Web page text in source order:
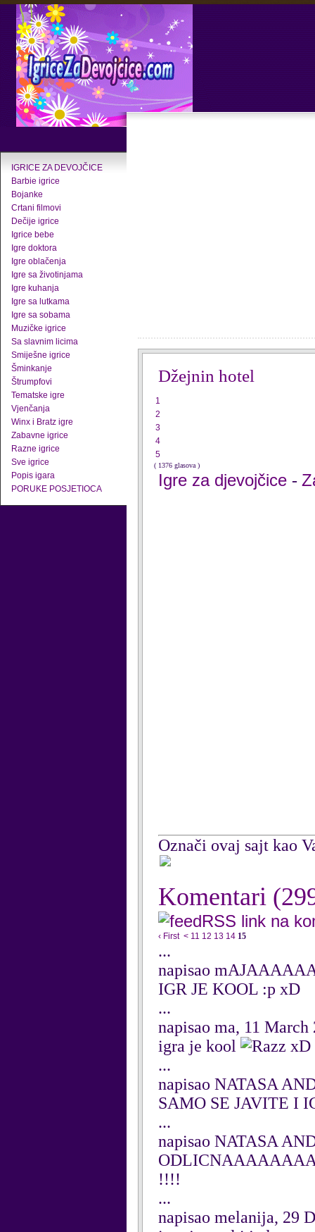
IGRICE ZA DEVOJČICE
Barbie igrice
Bojanke
Crtani filmovi
Dečije igrice
Igrice bebe
Igre doktora
Igre oblačenja
Igre sa životinjama
Igre kuhanja
Igre sa lutkama
Igre sa sobama
Muzičke igrice
Sa slavnim licima
Smiješne igrice
Šminkanje
Štrumpfovi
Tematske igre
Vjenčanja
Winx i Bratz igre
Zabavne igrice
Razne igrice
Sve igrice
Popis igara
PORUKE POSJETIOCA
Džejnin hotel
1
2
3
4
5
( 1376 glasova )
Igre za djevojčice -
Označi ovaj sajt kao
Komentari
RSS link na
‹ First < 11 12 13 14 15
...
napisao
IGR JE KOOL :p xD
...
napisao ma, 11 March
igra je kool
xD
...
napisao NATASA
SAMO SE JAVITE I
...
napisao NATASA
!!!!
...
napisao melanija, 29